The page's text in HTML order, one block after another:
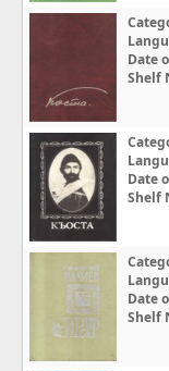
Date
Shelf
Date
Shelf
Date
Shelf